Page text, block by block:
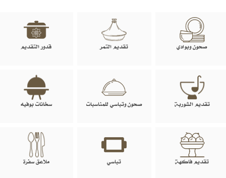
صحون وبوادي تقديم التمر قدور التقديم
تقديم الشوربة صحون وتباسي للمناسبات سخانات بوفيه
تقديم فاكهة تباسي ملاعق سفرة